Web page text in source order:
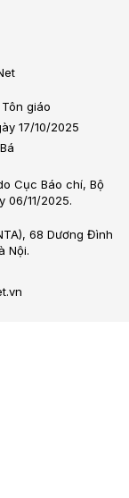
giáo
17/10/2025
Cục Báo chí, Bộ
06/11/2025.
68 Dương Đình
Nội.